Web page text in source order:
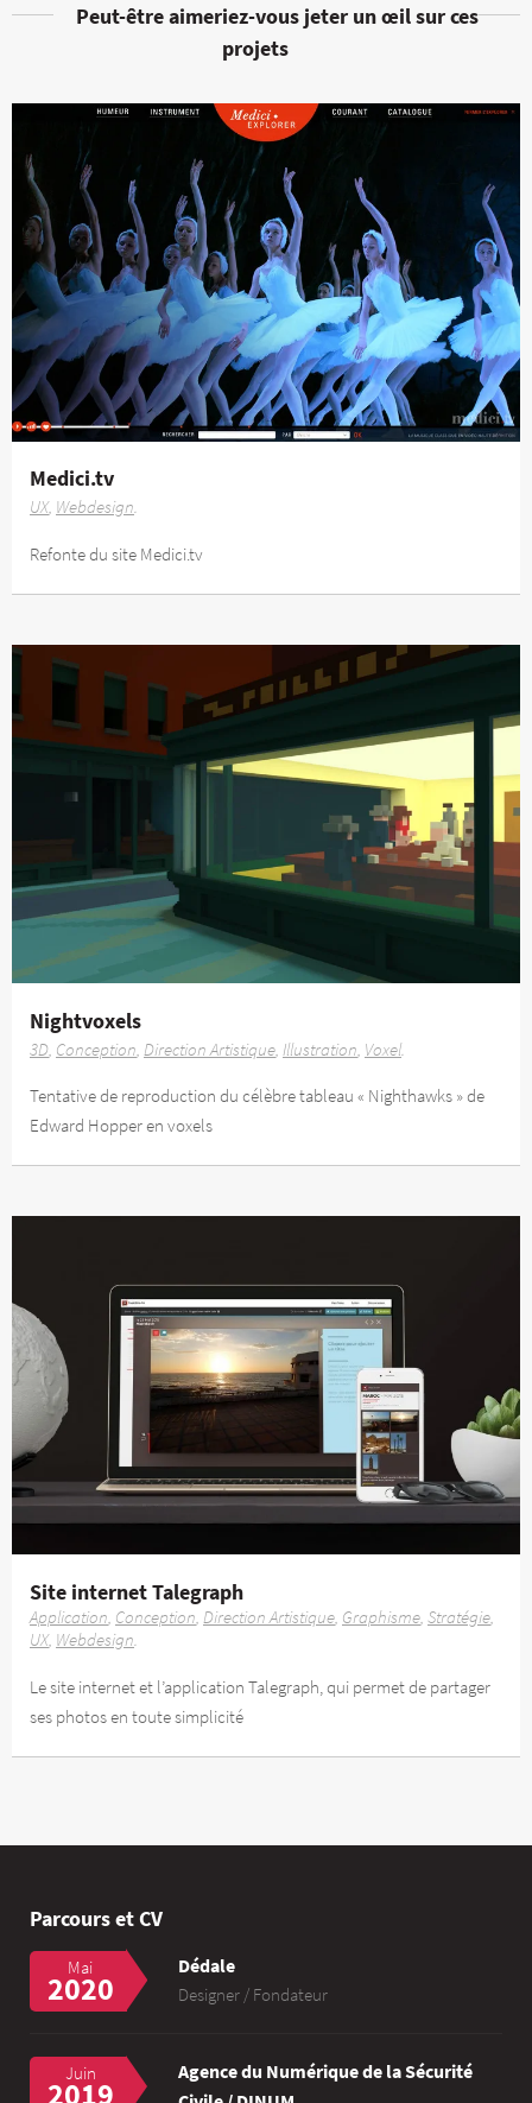
Peut-être aimeriez-vous jeter un œil sur ces
projets
Medici.tv
UX Webdesign
Refonte du site Medici.tv
Nightvoxels
3D Conception Direction Artistique Illustration Voxel
Tentative de reproduction du célèbre tableau « Nighthawks » de
Edward Hopper en voxels
Site internet Talegraph
Application Conception Direction Artistique Graphisme Stratégie
UX Webdesign
Le site internet et l’application Talegraph, qui permet de partager
ses photos en toute simplicité
Parcours et CV
Mai
2020
Dédale
Designer / Fondateur
Juin
2019
Agence du Numérique de la Sécurité